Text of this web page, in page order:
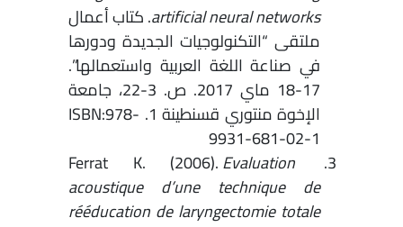
artificial neural networks. كتاب أعمال
ملتقى “التكنولوجيات الجديدة ودورها
في صناعة اللغة العربية واستعمالها”.
17-18 ماي 2017. ص. 3-22، جامعة
الإخوة منتوري قسنطينة 1. ISBN:978-
9931-681-02-1
Ferrat K. (2006).
Evaluation
acoustique d’une technique de
rééducation de laryngectomie totale